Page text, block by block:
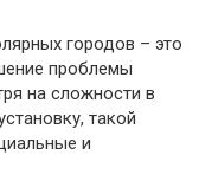
городов – это
проблемы
на сложности в
такой
и